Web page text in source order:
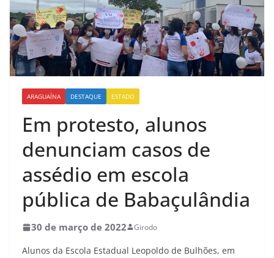
ARAGUAÍNA DESTAQUE ESTADO
Em protesto, alunos
denunciam casos de
assédio em escola
pública de Babaçulândia
30 de março de 2022 Girodo
Alunos da Escola Estadual Leopoldo de Bulhões, em